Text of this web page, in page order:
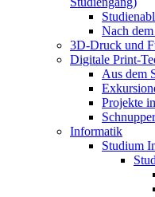
Nach
3D-Druck und
Digitale Print-
Aus dem
Projekte
Informatik
Studium